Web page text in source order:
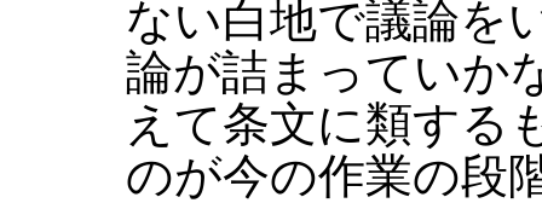
ない白地で議論を
論が詰まっていか
えて条文に類する
のが今の作業の段